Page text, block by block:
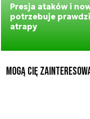
Presja ataków i
potrzebuje
atrapy
Mogą Cię